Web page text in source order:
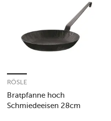
Bratpfanne hoch
Schmiedeeisen 28cm
RÖSLE